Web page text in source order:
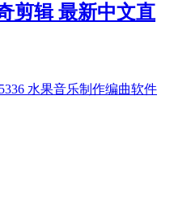
剪辑 最新中文直